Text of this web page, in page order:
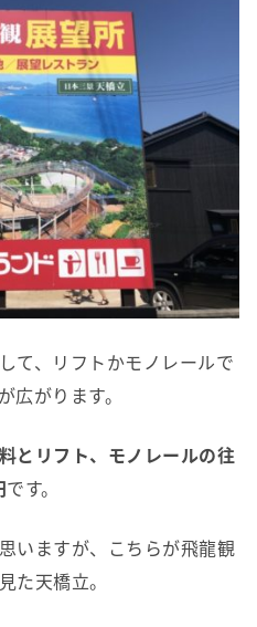
て、リフトかモノレールで
広がります。
とリフト、モノレールの往
です。
いますが、こちらが飛龍観
た天橋立。